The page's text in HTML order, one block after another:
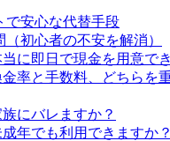
で安心な代替手段
（初心者の不安を解消）
に即日で現金を用意で
金率と手数料、どちらを
にバレますか？
年でも利用できますか？